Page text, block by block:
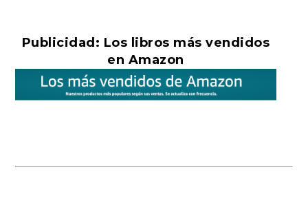
Publicidad: Los libros más vendidos
en Amazon